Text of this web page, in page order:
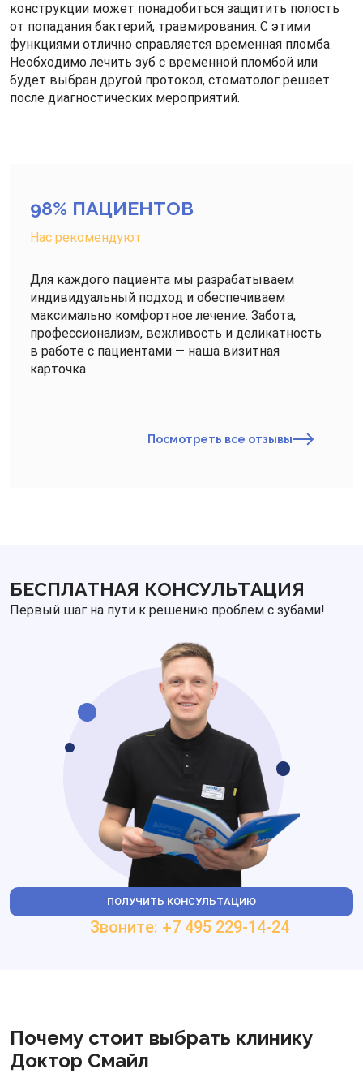
конструкции может понадобиться защитить полость
от попадания бактерий, травмирования. С этими
функциями отлично справляется временная пломба.
Необходимо лечить зуб с временной пломбой или
будет выбран другой протокол, стоматолог решает
после диагностических мероприятий.
98% ПАЦИЕНТОВ
Нас рекомендуют
Для каждого пациента мы разрабатываем
индивидуальный подход и обеспечиваем
максимально комфортное лечение. Забота,
профессионализм, вежливость и деликатность
в работе с пациентами — наша визитная
карточка
Посмотреть все отзывы
БЕСПЛАТНАЯ КОНСУЛЬТАЦИЯ
Первый шаг на пути к решению проблем с зубами!
ПОЛУЧИТЬ КОНСУЛЬТАЦИЮ
Звоните: +7 495 229-14-24
Почему стоит выбрать клинику
Доктор Смайл